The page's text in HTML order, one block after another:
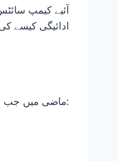
آئیے کیمپ
ادائیگی کیسے کی
ماضی میں جب ادائیگیاں خصوصی طور پر بینکوں یا خصوصی مراکز کے ذریعے کی جاتی تھیں، تو کئی مسائل پیش آتے تھے، بشمول: